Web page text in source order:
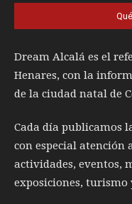
Dream Alcalá es el
Henares, con la
de la ciudad natal de
Cada día publicamos
con especial
actividades, eventos,
exposiciones, turismo